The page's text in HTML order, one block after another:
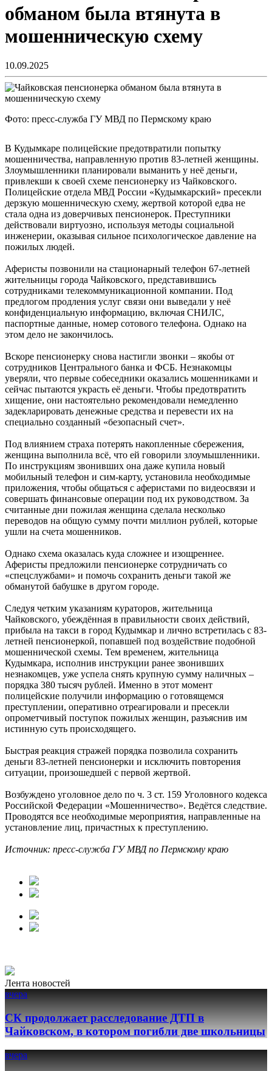
обманом была втянута в
мошенническую схему
10.09.2025
Фото: пресс-служба ГУ МВД по Пермскому краю
В Кудымкаре полицейские предотвратили попытку
мошенничества, направленную против 83-летней женщины.
Злоумышленники планировали выманить у неё деньги,
привлекши к своей схеме пенсионерку из Чайковского.
Полицейские отдела МВД России «Кудымкарский» пресекли
дерзкую мошенническую схему, жертвой которой едва не
стала одна из доверчивых пенсионерок. Преступники
действовали виртуозно, используя методы социальной
инженерии, оказывая сильное психологическое давление на
пожилых людей.
Аферисты позвонили на стационарный телефон 67-летней
жительницы города Чайковского, представившись
сотрудниками телекоммуникационной компании. Под
предлогом продления услуг связи они выведали у неё
конфиденциальную информацию, включая СНИЛС,
паспортные данные, номер сотового телефона. Однако на
этом дело не закончилось.
Вскоре пенсионерку снова настигли звонки – якобы от
сотрудников Центрального банка и ФСБ. Незнакомцы
уверяли, что первые собеседники оказались мошенниками и
сейчас пытаются украсть её деньги. Чтобы предотвратить
хищение, они настоятельно рекомендовали немедленно
задекларировать денежные средства и перевести их на
специально созданный «безопасный счет».
Под влиянием страха потерять накопленные сбережения,
женщина выполнила всё, что ей говорили злоумышленники.
По инструкциям звонивших она даже купила новый
мобильный телефон и сим-карту, установила необходимые
приложения, чтобы общаться с аферистами по видеосвязи и
совершать финансовые операции под их руководством. За
считанные дни пожилая женщина сделала несколько
переводов на общую сумму почти миллион рублей, которые
ушли на счета мошенников.
Однако схема оказалась куда сложнее и изощреннее.
Аферисты предложили пенсионерке сотрудничать со
«спецслужбами» и помочь сохранить деньги такой же
обманутой бабушке в другом городе.
Следуя четким указаниям кураторов, жительница
Чайковского, убеждённая в правильности своих действий,
прибыла на такси в город Кудымкар и лично встретилась с 83-
летней пенсионеркой, попавшей под воздействие подобной
мошеннической схемы. Тем временем, жительница
Кудымкара, исполнив инструкции ранее звонивших
незнакомцев, уже успела снять крупную сумму наличных –
порядка 380 тысяч рублей. Именно в этот момент
полицейские получили информацию о готовящемся
преступлении, оперативно отреагировали и пресекли
опрометчивый поступок пожилых женщин, разъяснив им
истинную суть происходящего.
Быстрая реакция стражей порядка позволила сохранить
деньги 83-летней пенсионерки и исключить повторения
ситуации, произошедшей с первой жертвой.
Возбуждено уголовное дело по ч. 3 ст. 159 Уголовного кодекса
Российской Федерации «Мошенничество». Ведётся следствие.
Проводятся все необходимые мероприятия, направленные на
установление лиц, причастных к преступлению.
Источник: пресс-служба ГУ МВД по Пермскому краю
Лента новостей
вчера
СК продолжает расследование ДТП в
Чайковском, в котором погибли две школьницы
вчера